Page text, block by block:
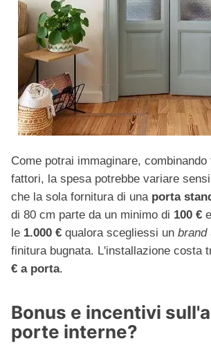
Come potrai immaginare,
fattori, la spesa potrebbe variare
che la sola fornitura di una porta
di 80 cm parte da un minimo di 100 €
le 1.000 € qualora scegliessi un brand
finitura bugnata. L'installazione costa
€ a porta.
Bonus e incentivi
porte interne?